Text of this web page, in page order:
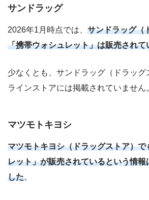
サンドラッグ
2026年1月時点では、 サンドラッグ（
「携帯ウォシュレット」は販売されて
少なくとも、サンドラッグ（ドラッグ
ラインストアには掲載されていません
マツモトキヨシ
マツモトキヨシ（ドラッグストア）で
レット」が販売されているという情報
した。